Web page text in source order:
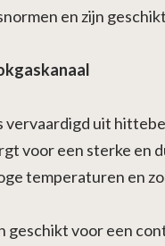
en zijn
vervaardigd uit
voor een sterke en
temperaturen en
geschikt voor een